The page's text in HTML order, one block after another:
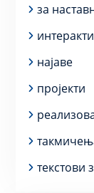
за
најаве
пројекти
текстови